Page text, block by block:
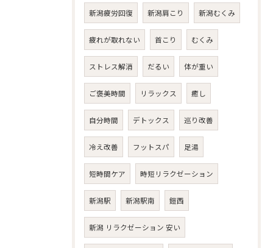
新潟疲労回復 新潟肩こり 新潟むくみ
疲れが取れない 首こり むくみ
ストレス解消 だるい 体が重い
ご褒美時間 リラックス 癒し
自分時間 デトックス 巡り改善
冷え改善 フットスパ 足湯
短時間ケア 時短リラクゼーション
新潟駅 新潟駅南 鎧西
新潟 リラクゼーション 安い